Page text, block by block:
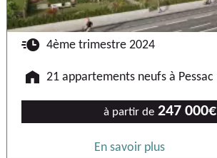
🕐 4ème trimestre 2024
🏠 21 appartements neufs à Pessac
à partir de 247 000€
En savoir plus